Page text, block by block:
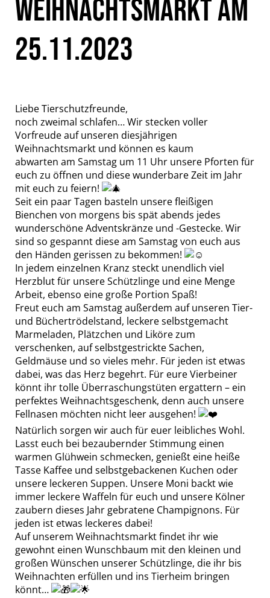
WEIHNACHTSMARKT AM
25.11.2023
Liebe Tierschutzfreunde,
noch zweimal schlafen… Wir stecken voller
Vorfreude auf unseren diesjährigen
Weihnachtsmarkt und können es kaum
abwarten am Samstag um 11 Uhr unsere Pforten für
euch zu öffnen und diese wunderbare Zeit im Jahr
mit euch zu feiern!
Seit ein paar Tagen basteln unsere fleißigen
Bienchen von morgens bis spät abends jedes
wunderschöne Adventskränze und -Gestecke. Wir
sind so gespannt diese am Samstag von euch aus
den Händen gerissen zu bekommen!
In jedem einzelnen Kranz steckt unendlich viel
Herzblut für unsere Schützlinge und eine Menge
Arbeit, ebenso eine große Portion Spaß!
Freut euch am Samstag außerdem auf unseren Tier-
und Büchertrödelstand, leckere selbstgemacht
Marmeladen, Plätzchen und Liköre zum
verschenken, auf selbstgestrickte Sachen,
Geldmäuse und so vieles mehr. Für jeden ist etwas
dabei, was das Herz begehrt. Für eure Vierbeiner
könnt ihr tolle Überraschungstüten ergattern – ein
perfektes Weihnachtsgeschenk, denn auch unsere
Fellnasen möchten nicht leer ausgehen!
Natürlich sorgen wir auch für euer leibliches Wohl.
Lasst euch bei bezaubernder Stimmung einen
warmen Glühwein schmecken, genießt eine heiße
Tasse Kaffee und selbstgebackenen Kuchen oder
unsere leckeren Suppen. Unsere Moni backt wie
immer leckere Waffeln für euch und unsere Kölner
zaubern dieses Jahr gebratene Champignons. Für
jeden ist etwas leckeres dabei!
Auf unserem Weihnachtsmarkt findet ihr wie
gewohnt einen Wunschbaum mit den kleinen und
großen Wünschen unserer Schützlinge, die ihr bis
Weihnachten erfüllen und ins Tierheim bringen
könnt…